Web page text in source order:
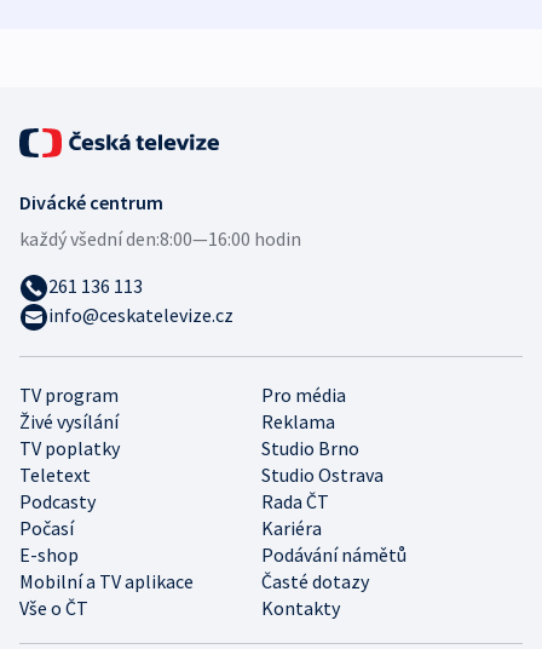
TV program
Pro média
Živé vysílání
Reklama
TV poplatky
Studio Brno
Teletext
Studio Ostrava
Podcasty
Rada ČT
Počasí
Kariéra
E-shop
Podávání námětů
Mobilní a TV aplikace
Časté dotazy
Vše o ČT
Kontakty
Divácké centrum
každý všední den:8:00—16:00 hodin
261 136 113
info@ceskatelevize.cz